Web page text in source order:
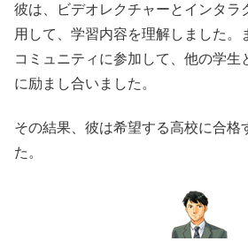
彼は、ビデオレクチャーとインタラ
用して、学習内容を理解しました。
コミュニティに参加して、他の学生
に励まし合いました。
その結果、彼は希望する高校に合格
た。